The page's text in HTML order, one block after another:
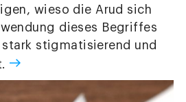
wieso die Arud sich
dieses Begriffes
stigmatisierend und